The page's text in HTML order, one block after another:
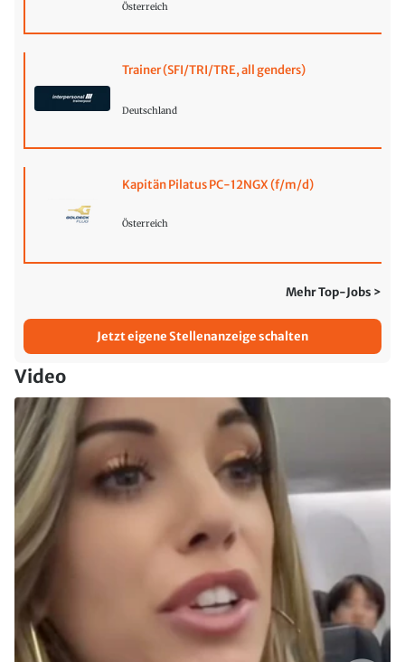
Österreich
Trainer (SFI/TRI/TRE, all genders)
Deutschland
Kapitän Pilatus PC-12NGX (f/m/d)
Österreich
Mehr Top-Jobs >
Jetzt eigene Stellenanzeige schalten
Video